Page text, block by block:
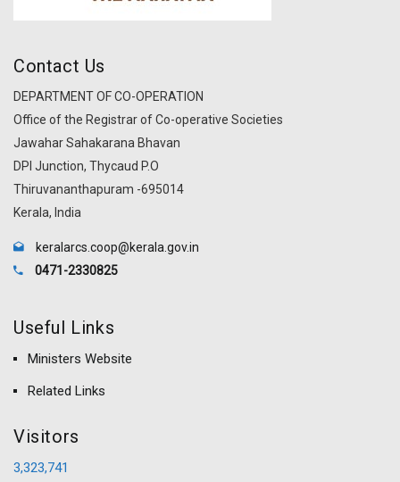
Contact Us
DEPARTMENT OF CO-OPERATION
Office of the Registrar of Co-operative Societies
Jawahar Sahakarana Bhavan
DPI Junction, Thycaud P.O
Thiruvananthapuram -695014
Kerala, India
keralarcs.coop@kerala.gov.in
0471-2330825
Useful Links
Ministers Website
Related Links
Visitors
3,323,741